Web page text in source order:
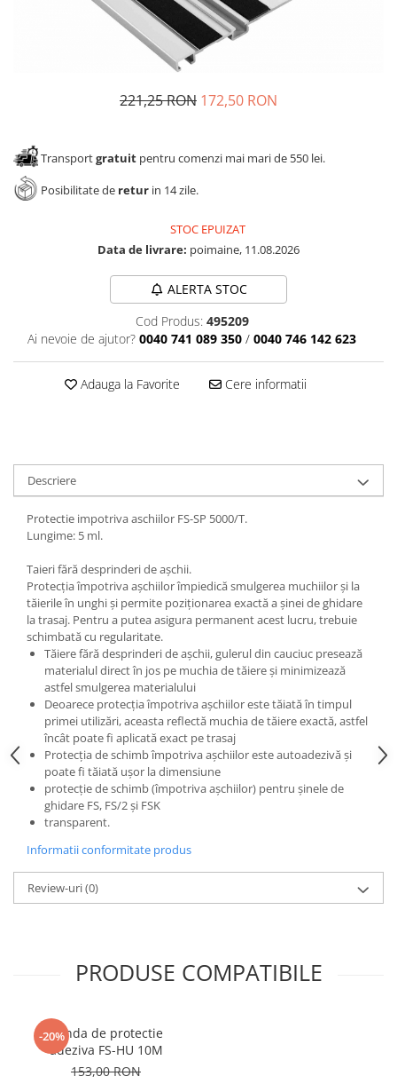
Solutii de curatat & adezivi
221,25 RON 172,50 RON
Transportgratuit pentru comenzi mai mari de 550 lei.
Posibilitate de retur in 14 zile.
STOC EPUIZAT
Data de livrare: poimaine, 11.08.2026
ALERTA STOC
Cod Produs: 495209
Ai nevoie de ajutor? 0040 741 089 350 / 0040 746 142 623
Adauga la Favorite Cere informatii
Descriere
Protectie impotriva aschiilor FS-SP 5000/T.
Lungime: 5 ml.
Taieri fără desprinderi de aşchii.
Protecţia împotriva aşchiilor împiedică smulgerea muchiilor şi la
tăierile în unghi şi permite poziţionarea exactă a şinei de ghidare
la trasaj. Pentru a putea asigura permanent acest lucru, trebuie
schimbată cu regularitate.
Tăiere fără desprinderi de aşchii, gulerul din cauciuc presează
materialul direct în jos pe muchia de tăiere şi minimizează
astfel smulgerea materialului
Deoarece protecţia împotriva aşchiilor este tăiată în timpul
primei utilizări, aceasta reflectă muchia de tăiere exactă, astfel
încât poate fi aplicată exact pe trasaj
Protecţia de schimb împotriva aşchiilor este autoadezivă şi
poate fi tăiată uşor la dimensiune
protecţie de schimb (împotriva aşchiilor) pentru şinele de
ghidare FS, FS/2 şi FSK
transparent.
Informatii conformitate produs
Review-uri(0)
PRODUSE COMPATIBILE
-20%
Banda de protectie
adeziva FS-HU 10M
153,00 RON